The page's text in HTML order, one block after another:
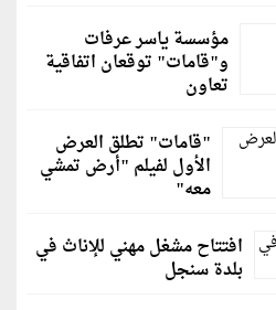
مؤسسة ياسر عرفات
و"قامات" توقعان اتفاقية
تعاون
"قامات" تطلق العرض
الأول لفيلم "أرض تمشي
معه"
افتتاح مشغل مهني للإناث في
بلدة سنجل